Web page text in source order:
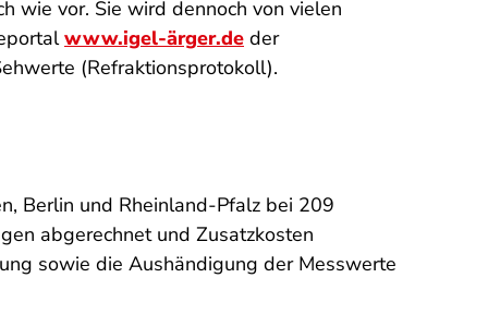
wie vor. Sie wird dennoch von vielen
www.igel-ärger.de der
(Refraktionsprotokoll).
Berlin und Rheinland-Pfalz bei 209
abgerechnet und Zusatzkosten
sowie die Aushändigung der Messwerte